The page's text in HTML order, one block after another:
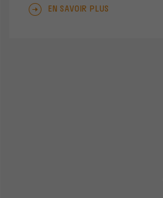
EN SAVOIR PLUS